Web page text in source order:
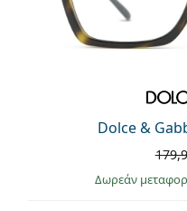
Dolce &
Δωρεάν